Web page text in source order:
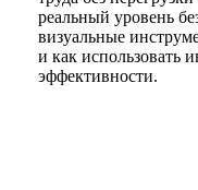
реальный уровень
визуальные
и как использовать
эффективности.